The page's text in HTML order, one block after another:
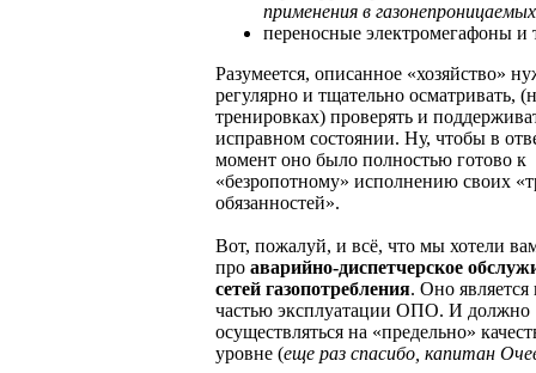
применения в
переносные электромегафоны и
Разумеется, описанное «хозяйство»
регулярно и тщательно осматривать,
тренировках) проверять и
исправном состоянии. Ну, чтобы в
момент оно было полностью готово к
«безропотному» исполнению своих
обязанностей».
Вот, пожалуй, и всё, что мы хотели вам
про аварийно-диспетчерское
сетей газопотребления. Оно
частью эксплуатации ОПО. И должно
осуществляться на «предельно»
уровне (еще раз спасибо, капитан